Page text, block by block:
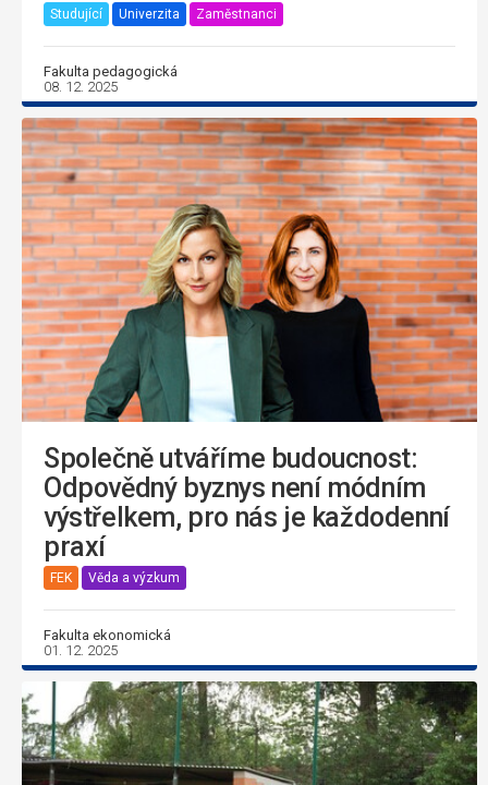
Studující Univerzita Zaměstnanci
Fakulta pedagogická
08. 12. 2025
Společně utváříme budoucnost:
Odpovědný byznys není módním
výstřelkem, pro nás je každodenní
praxí
FEK Věda a výzkum
Fakulta ekonomická
01. 12. 2025